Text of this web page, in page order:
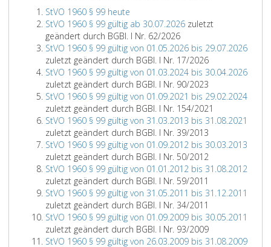
StVO 1960 § 99 heute
StVO 1960 § 99 gültig ab 30.07.2026 zuletzt
geändert durch BGBl. I Nr. 62/2026
StVO 1960 § 99 gültig von 01.05.2026 bis 29.07.2026
zuletzt geändert durch BGBl. I Nr. 17/2026
StVO 1960 § 99 gültig von 01.03.2024 bis 30.04.2026
zuletzt geändert durch BGBl. I Nr. 90/2023
StVO 1960 § 99 gültig von 01.09.2021 bis 29.02.2024
zuletzt geändert durch BGBl. I Nr. 154/2021
StVO 1960 § 99 gültig von 31.03.2013 bis 31.08.2021
zuletzt geändert durch BGBl. I Nr. 39/2013
StVO 1960 § 99 gültig von 01.09.2012 bis 30.03.2013
zuletzt geändert durch BGBl. I Nr. 50/2012
StVO 1960 § 99 gültig von 01.01.2012 bis 31.08.2012
zuletzt geändert durch BGBl. I Nr. 59/2011
StVO 1960 § 99 gültig von 31.05.2011 bis 31.12.2011
zuletzt geändert durch BGBl. I Nr. 34/2011
StVO 1960 § 99 gültig von 01.09.2009 bis 30.05.2011
zuletzt geändert durch BGBl. I Nr. 93/2009
StVO 1960 § 99 gültig von 26.03.2009 bis 31.08.2009